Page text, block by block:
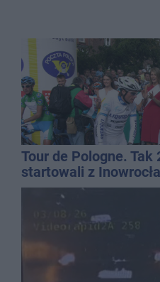
Tour de Pologne.
startowali z